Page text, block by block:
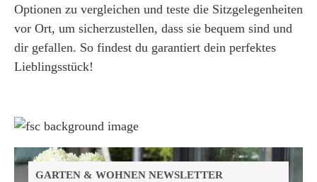
Optionen zu vergleichen und teste die Sitzgelegenheiten
vor Ort, um sicherzustellen, dass sie bequem sind und
dir gefallen. So findest du garantiert dein perfektes
Lieblingsstück!
GARTEN & WOHNEN NEWSLETTER